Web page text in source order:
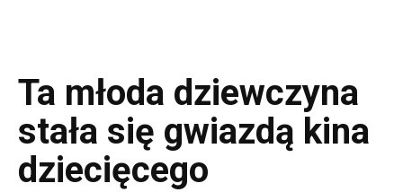
Ta młoda dziewczyna
stała się gwiazdą kina
dziecięcego